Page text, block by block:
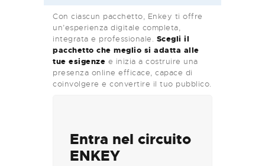
Con ciascun pacchetto, Enkey ti offre
un’esperienza digitale completa,
integrata e professionale. Scegli il
pacchetto che meglio si adatta alle
tue esigenze e inizia a costruire una
presenza online efficace, capace di
coinvolgere e convertire il tuo pubblico.
Entra nel circuito
ENKEY